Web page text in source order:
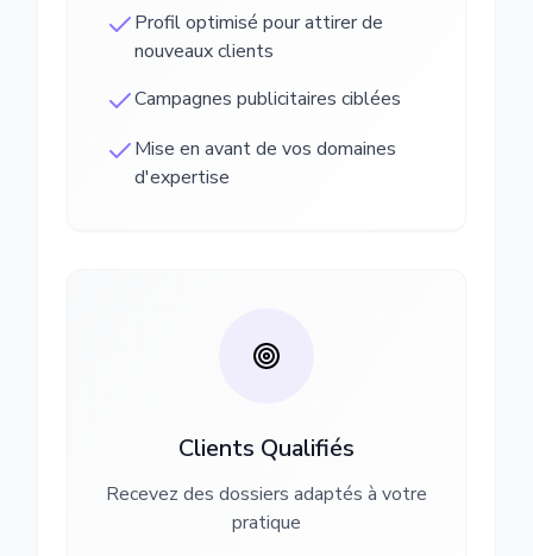
Profil optimisé pour attirer de
nouveaux clients
Campagnes publicitaires ciblées
Mise en avant de vos domaines
d'expertise
Clients Qualifiés
Recevez des dossiers adaptés à votre
pratique